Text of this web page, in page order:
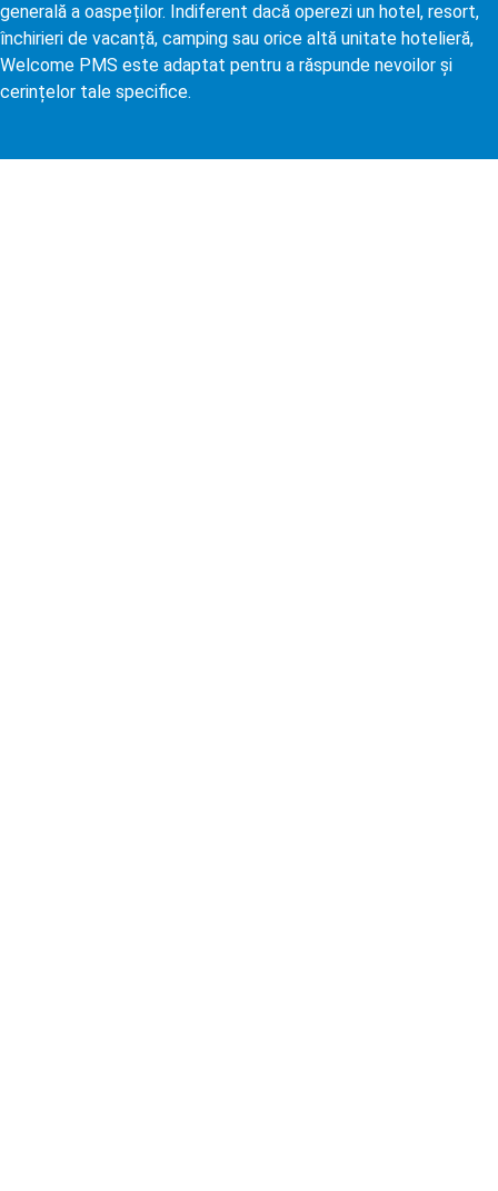
generală a oaspeților. Indiferent dacă operezi un hotel, resort,
închirieri de vacanță, camping sau orice altă unitate hotelieră,
Welcome PMS este adaptat pentru a răspunde nevoilor și
cerințelor tale specifice.